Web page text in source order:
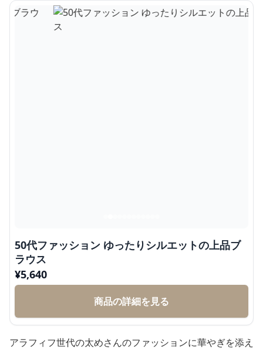
50代ファッション ゆったりシルエットの上品ブ
ラウス
¥5,640
商品の詳細を見る
アラフィフ世代の太めさんのファッションに華やぎを添え